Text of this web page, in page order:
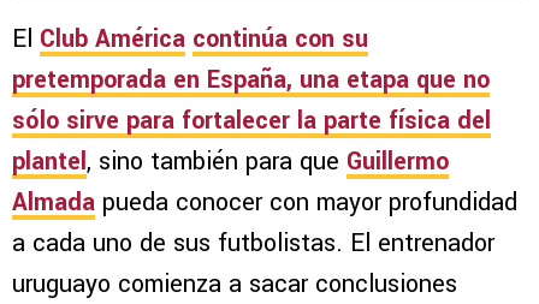
El Club América continúa con su
pretemporada en España, una etapa que no
sólo sirve para fortalecer la parte física del
plantel, sino también para que Guillermo
Almada pueda conocer con mayor profundidad
a cada uno de sus futbolistas. El entrenador
uruguayo comienza a sacar conclusiones